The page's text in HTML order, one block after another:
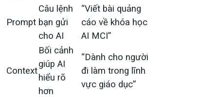
Prompt
Câu lệnh
bạn gửi
cho AI
“Viết bài quảng
cáo về khóa học
AI MCI”
Context
Bối cảnh
giúp AI
hiểu rõ
hơn
“Dành cho người
đi làm trong lĩnh
vực giáo dục”